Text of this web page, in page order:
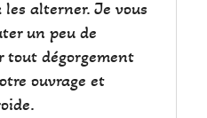
alterner. Je vous
un peu de
tout dégorgement
ouvrage et